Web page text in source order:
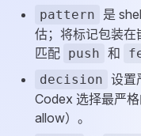
pattern
是
估；将标记包装在
匹配 push 和
decision 设置
Codex 选择最严
allow）。